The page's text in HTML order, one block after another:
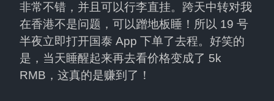
非常不错，并且可以行李直挂。跨天中转对我
在香港不是问题，可以蹭地板睡！所以 19 号
半夜立即打开国泰 App 下单了去程。好笑的
是，当天睡醒起来再去看价格变成了 5k
RMB，这真的是赚到了！